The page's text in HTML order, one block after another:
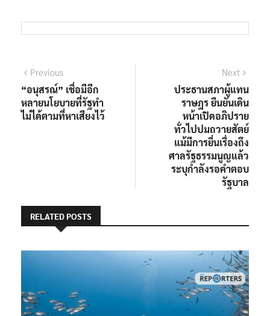
Previous
“อนุสรณ์” เชื่อมีอีก
หลายนโยบายที่รัฐทำ
ไม่ได้ตามที่หาเสียงไว้
Next
ประธานสภาผู้แทน
ราษฎร ยืนยันเดิน
หน้าเปิดอภิปราย
ทั่วไปปมถวายสัตย์
แม้มีการยื่นเรื่องถึง
ศาลรัฐธรรมนูญแล้ว
ระบุกำลังรอคำตอบ
รัฐบาล
RELATED POSTS